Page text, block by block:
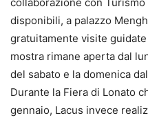
collaborazione con
disponibili, a palazzo
gratuitamente visite
mostra rimane aperta dal
del sabato e la domenica
Durante la Fiera di Lonato
gennaio, Lacus invece